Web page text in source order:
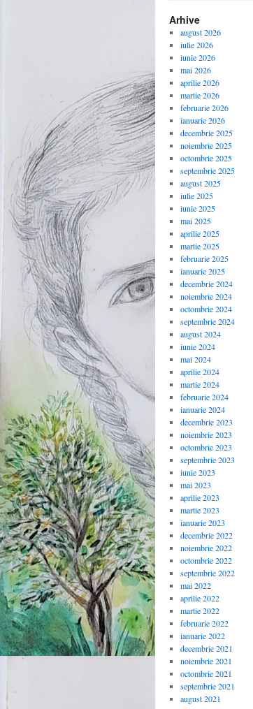
Arhive
august 2026
iulie 2026
iunie 2026
mai 2026
aprilie 2026
martie 2026
februarie 2026
ianuarie 2026
decembrie 2025
noiembrie 2025
octombrie 2025
septembrie 2025
august 2025
iulie 2025
iunie 2025
mai 2025
aprilie 2025
martie 2025
februarie 2025
ianuarie 2025
decembrie 2024
noiembrie 2024
octombrie 2024
septembrie 2024
august 2024
iunie 2024
mai 2024
aprilie 2024
martie 2024
februarie 2024
ianuarie 2024
decembrie 2023
noiembrie 2023
octombrie 2023
septembrie 2023
iunie 2023
mai 2023
aprilie 2023
martie 2023
ianuarie 2023
decembrie 2022
noiembrie 2022
octombrie 2022
septembrie 2022
mai 2022
aprilie 2022
martie 2022
februarie 2022
ianuarie 2022
decembrie 2021
noiembrie 2021
octombrie 2021
septembrie 2021
august 2021